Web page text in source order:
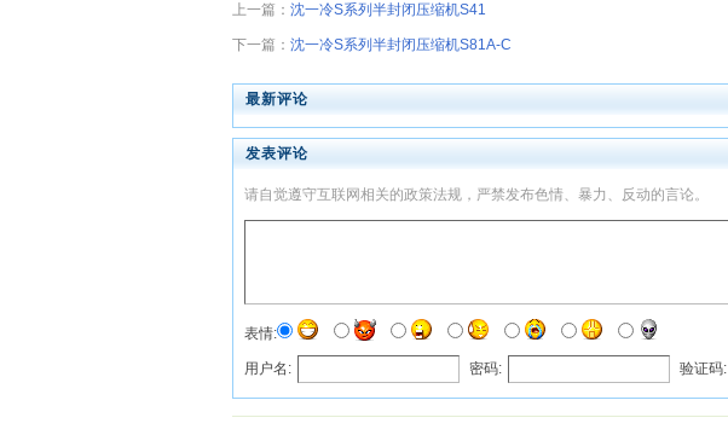
上一篇： 沈一冷S系列半封闭压缩机S41
下一篇： 沈一冷S系列半封闭压缩机S81A-C
最新评论
发表评论
请自觉遵守互联网相关的政策法规，严禁发布色情、暴力、反动的言论。
表情:
用户名: 密码: 验证码: